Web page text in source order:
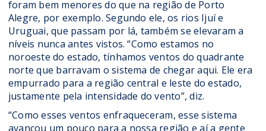
foram bem menores do que na região de Porto
Alegre, por exemplo. Segundo ele, os rios Ijuí e
Uruguai, que passam por lá, também se elevaram a
níveis nunca antes vistos. “Como estamos no
noroeste do estado, tínhamos ventos do quadrante
norte que barravam o sistema de chegar aqui. Ele era
empurrado para a região central e leste do estado,
justamente pela intensidade do vento”, diz.
“Como esses ventos enfraqueceram, esse sistema
avançou um pouco para a nossa região e aí a gente